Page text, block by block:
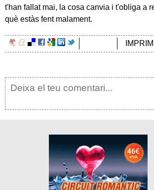
t'han fallat mai, la cosa canvia i t'obliga a
què estàs fent malament.